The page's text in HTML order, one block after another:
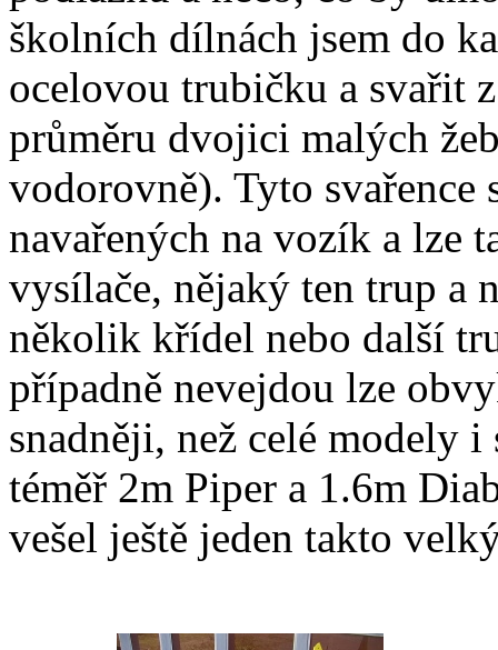
školních dílnách jsem do
ocelovou trubičku a svařit
průměru dvojici malých
vodorovně). Tyto svařence
navařených na vozík a lze
vysílače, nějaký ten trup a
několik křídel nebo další
případně nevejdou lze
snadněji, než celé modely
téměř 2m Piper a 1.6m
vešel ještě jeden takto